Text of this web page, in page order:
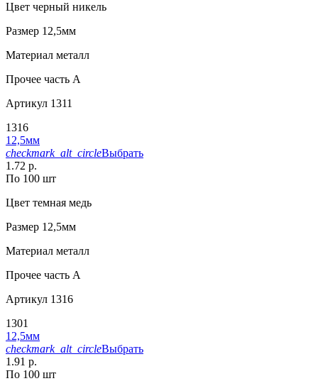
Цвет черный никель
Размер 12,5мм
Материал металл
Прочее часть A
Артикул 1311
1316
12,5мм
checkmark_alt_circleВыбрать
1.72 р.
По 100 шт
Цвет темная медь
Размер 12,5мм
Материал металл
Прочее часть A
Артикул 1316
1301
12,5мм
checkmark_alt_circleВыбрать
1.91 р.
По 100 шт